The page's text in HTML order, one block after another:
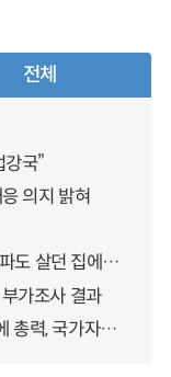
전체
국”
의지 밝혀
장기요양 재가 어르신 10명 중 7명, “아파도 살던 집에서 살겠다” 「2025년 장기요양실태조사」 결과 발표
가조사 결과
잠재성장률 반등을 위해 경제구조혁신에 총력, 국가자산 관리체계 대전환